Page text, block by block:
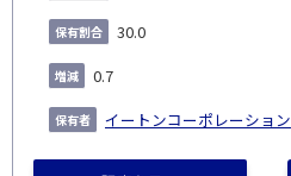
30.0
0.7
イートンコーポレーション